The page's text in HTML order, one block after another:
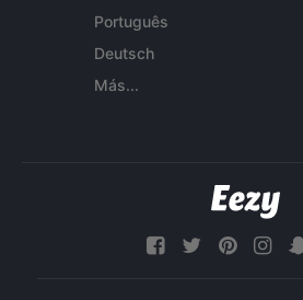
Português
Deutsch
Más...